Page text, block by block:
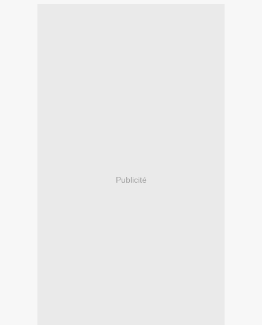
Publicité